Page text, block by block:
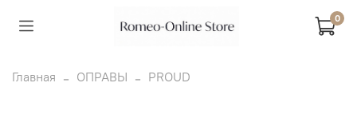
0
Главная ОПРАВЫ PROUD